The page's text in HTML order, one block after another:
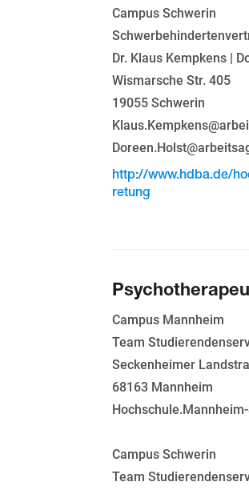
Campus Schwerin
Dr. Klaus Kempkens |
Wismarsche Str. 405
19055 Schwerin
http://www.hdba.de/
retung
Campus Mannheim
Team
Seckenheimer
68163 Mannheim
Campus Schwerin
Team